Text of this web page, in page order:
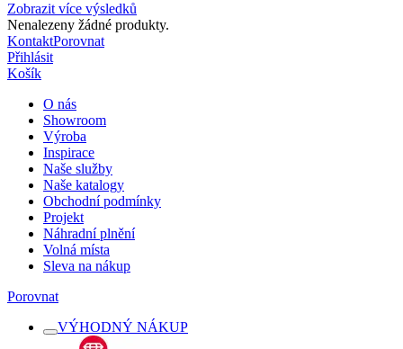
Zobrazit více výsledků
Nenalezeny žádné produkty.
KontaktPorovnat
Přihlásit
Košík
O nás
Showroom
Výroba
Inspirace
Naše služby
Naše katalogy
Obchodní podmínky
Projekt
Náhradní plnění
Volná místa
Sleva na nákup
Porovnat
VÝHODNÝ NÁKUP